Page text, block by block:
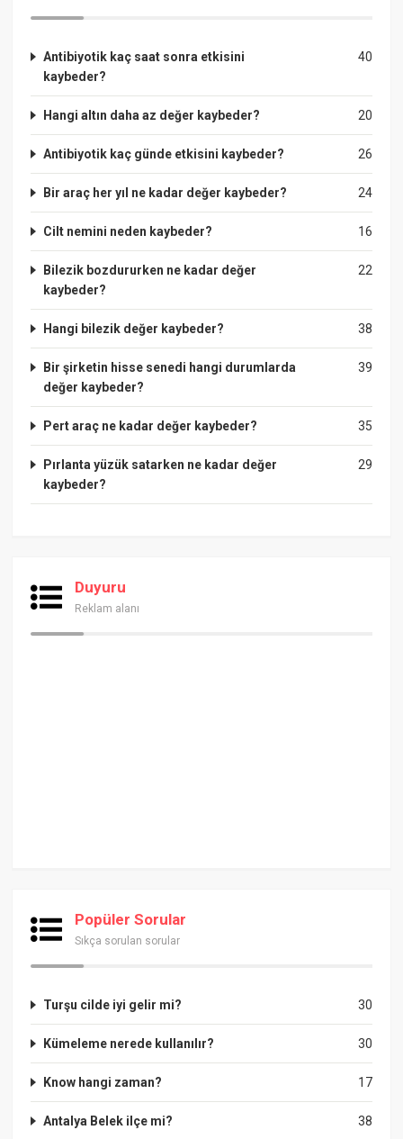
40
Antibiyotik kaç saat sonra etkisini
kaybeder?
20
Hangi altın daha az değer kaybeder?
26
Antibiyotik kaç günde etkisini kaybeder?
24
Bir araç her yıl ne kadar değer kaybeder?
16
Cilt nemini neden kaybeder?
22
Bilezik bozdururken ne kadar değer
kaybeder?
38
Hangi bilezik değer kaybeder?
39
Bir şirketin hisse senedi hangi durumlarda
değer kaybeder?
35
Pert araç ne kadar değer kaybeder?
29
Pırlanta yüzük satarken ne kadar değer
kaybeder?
Duyuru
Reklam alanı
Popüler Sorular
Sıkça sorulan sorular
30
Turşu cilde iyi gelir mi?
30
Kümeleme nerede kullanılır?
17
Know hangi zaman?
38
Antalya Belek ilçe mi?